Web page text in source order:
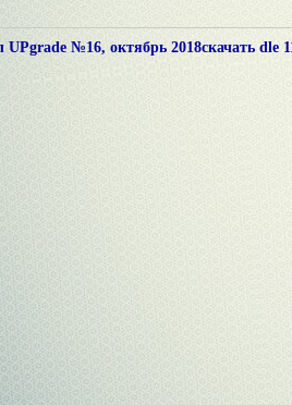
№16, октябрь 2018скачать dle